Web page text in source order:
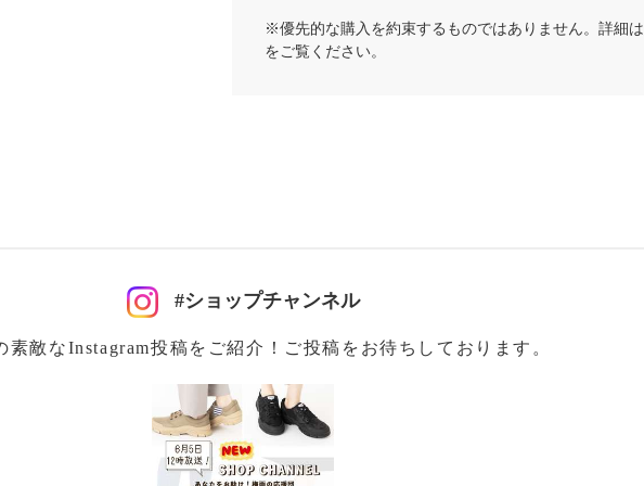
※優先的な購入を約束するものではありません。詳細は
をご覧ください。
#ショップチャンネル
素敵なInstagram投稿をご紹介！ご投稿をお待ちしております。